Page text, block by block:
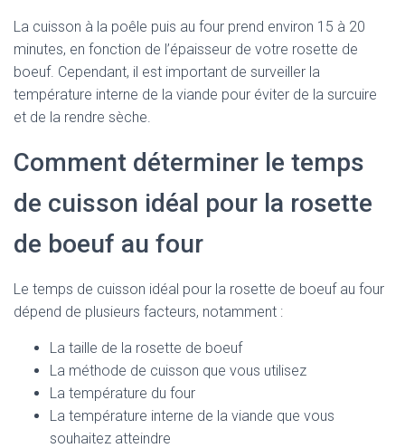
La cuisson à la poêle puis au four prend environ 15 à 20
minutes, en fonction de l’épaisseur de votre rosette de
boeuf. Cependant, il est important de surveiller la
température interne de la viande pour éviter de la surcuire
et de la rendre sèche.
Comment déterminer le temps
de cuisson idéal pour la rosette
de boeuf au four
Le temps de cuisson idéal pour la rosette de boeuf au four
dépend de plusieurs facteurs, notamment :
La taille de la rosette de boeuf
La méthode de cuisson que vous utilisez
La température du four
La température interne de la viande que vous
souhaitez atteindre